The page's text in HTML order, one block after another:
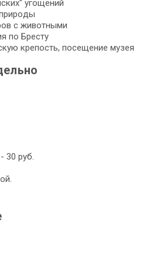
угощений
с жи­вот­ны­ми
по Бре­сту
кре­пость, посещение му­зея
30 руб.